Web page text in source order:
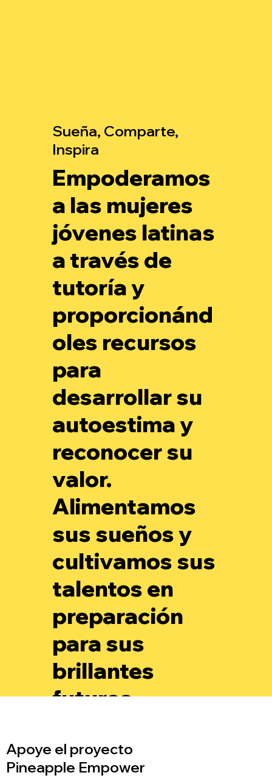
Sueña, Comparte,
Inspira
Empoderamos
a las mujeres
jóvenes latinas
a través de
tutoría y
proporcionánd
oles recursos
para
desarrollar su
autoestima y
reconocer su
valor.
Alimentamos
sus sueños y
cultivamos sus
talentos en
preparación
para sus
brillantes
futuros.
Apoye el proyecto
Pineapple Empower